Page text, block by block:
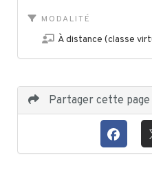
MODALITÉ
À distance (classe
Partager cette page